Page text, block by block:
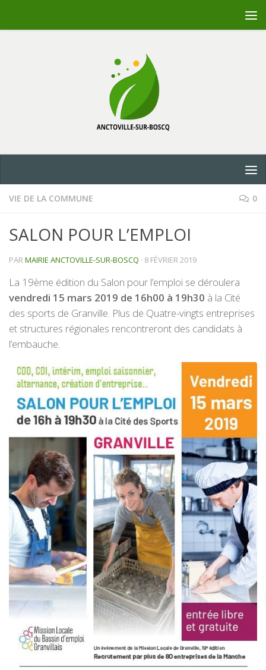
VIE DE LA COMMUNE 0
SALON POUR L’EMPLOI
PARMAIRIE ANCTOVILLE-SUR-BOSCQ · 8 FÉVRIER 2019
La 19ème édition du Salon pour l’emploi se déroulera
vendredi 15 mars 2019 de 16h00 à 19h30 à la Cité
des sports de Granville. Plus de Quatre-vingts entreprises
et structures régionales rencontreront des candidats à
l’embauche.